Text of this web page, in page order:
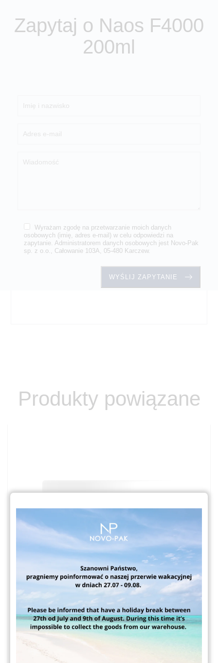
Zapytaj o Naos F4000
200ml
Wyrażam zgodę na przetwarzanie moich danych
osobowych (imię, adres e-mail) w celu odpowiedzi na
zapytanie. Administratorem danych osobowych jest Novo-Pak
sp. z o.o., Całowanie 103A, 05-480 Karczew.
Produkty powiązane
Venus S3500 250ml